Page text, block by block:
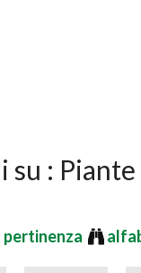
su :
pertinenza